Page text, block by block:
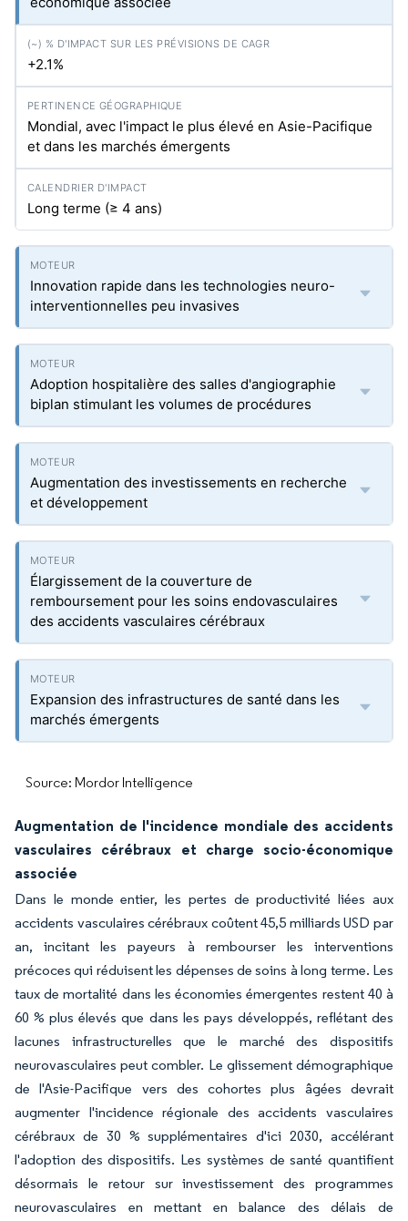
+2.1%
Mondial, avec l'impact le plus élevé en Asie-Pacifique
et dans les marchés émergents
Long terme (≥ 4 ans)
Innovation rapide dans les technologies neuro-
interventionnelles peu invasives
Adoption hospitalière des salles d'angiographie
biplan stimulant les volumes de procédures
Augmentation des investissements en recherche
et développement
Élargissement de la couverture de
remboursement pour les soins endovasculaires
des accidents vasculaires cérébraux
Expansion des infrastructures de santé dans les
marchés émergents
Source: Mordor Intelligence
Augmentation de l'incidence mondiale des accidents
vasculaires cérébraux et charge socio-économique
associée
Dans le monde entier, les pertes de productivité liées aux
accidents vasculaires cérébraux coûtent 45,5 milliards USD par
an, incitant les payeurs à rembourser les interventions
précoces qui réduisent les dépenses de soins à long terme. Les
taux de mortalité dans les économies émergentes restent 40 à
60 % plus élevés que dans les pays développés, reflétant des
lacunes infrastructurelles que le marché des dispositifs
neurovasculaires peut combler. Le glissement démographique
de l'Asie-Pacifique vers des cohortes plus âgées devrait
augmenter l'incidence régionale des accidents vasculaires
cérébraux de 30 % supplémentaires d'ici 2030, accélérant
l'adoption des dispositifs. Les systèmes de santé quantifient
désormais le retour sur investissement des programmes
neurovasculaires en mettant en balance des délais de